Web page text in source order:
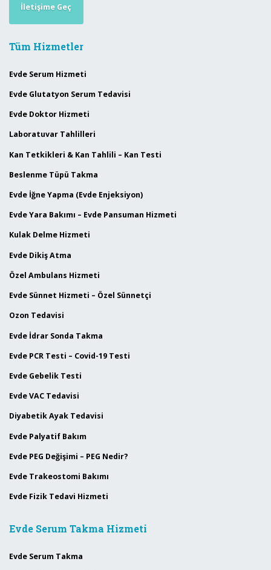
İletişime Geç
Tüm Hizmetler
Evde Serum Hizmeti
Evde Glutatyon Serum Tedavisi
Evde Doktor Hizmeti
Laboratuvar Tahlilleri
Kan Tetkikleri & Kan Tahlili – Kan Testi
Beslenme Tüpü Takma
Evde İğne Yapma (Evde Enjeksiyon)
Evde Yara Bakımı – Evde Pansuman Hizmeti
Kulak Delme Hizmeti
Evde Dikiş Atma
Özel Ambulans Hizmeti
Evde Sünnet Hizmeti – Özel Sünnetçi
Ozon Tedavisi
Evde İdrar Sonda Takma
Evde PCR Testi – Covid-19 Testi
Evde Gebelik Testi
Evde VAC Tedavisi
Diyabetik Ayak Tedavisi
Evde Palyatif Bakım
Evde PEG Değişimi – PEG Nedir?
Evde Trakeostomi Bakımı
Evde Fizik Tedavi Hizmeti
Evde Serum Takma Hizmeti
Evde Serum Takma